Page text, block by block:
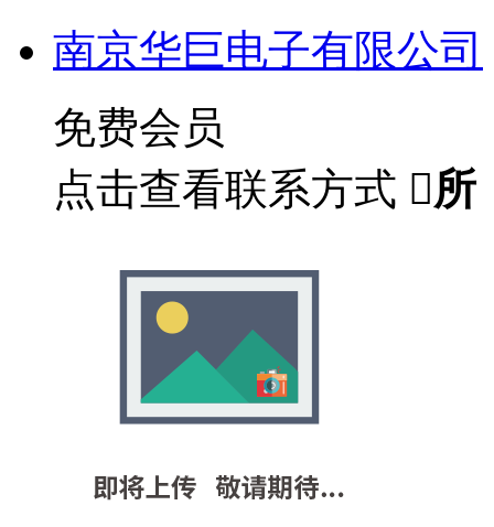
南京华巨电子有限公司
免费会员
点击查看联系方式 所